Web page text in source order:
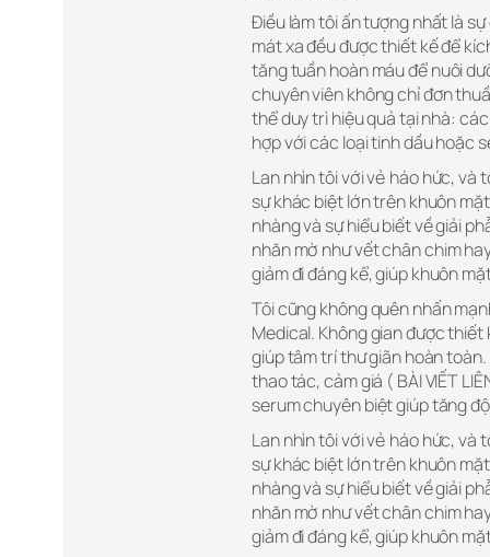
Điều làm tôi ấn tượng nhất là
mát xa đều được thiết kế để
tăng tuần hoàn máu để nuôi
chuyên viên không chỉ đơn
thể duy trì hiệu quả tại nhà:
hợp với các loại tinh dầu hoặc
Lan nhìn tôi với vẻ háo hức, và
sự khác biệt lớn trên khuôn
nhàng và sự hiểu biết về giải
nhăn mờ như vết chân chim
giảm đi đáng kể, giúp khuôn
Tôi cũng không quên nhấn
Medical. Không gian được
giúp tâm trí thư giãn hoàn
thao tác, cảm giá ( BÀI VIẾT
serum chuyên biệt giúp tăng
Lan nhìn tôi với vẻ háo hức, và
sự khác biệt lớn trên khuôn
nhàng và sự hiểu biết về giải
nhăn mờ như vết chân chim
giảm đi đáng kể, giúp khuôn